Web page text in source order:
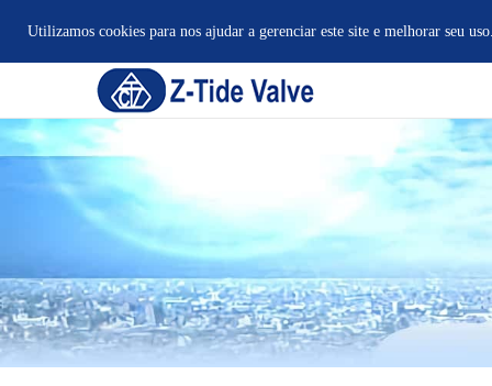
Utilizamos cookies para nos ajudar a gerenciar este site e melhorar seu